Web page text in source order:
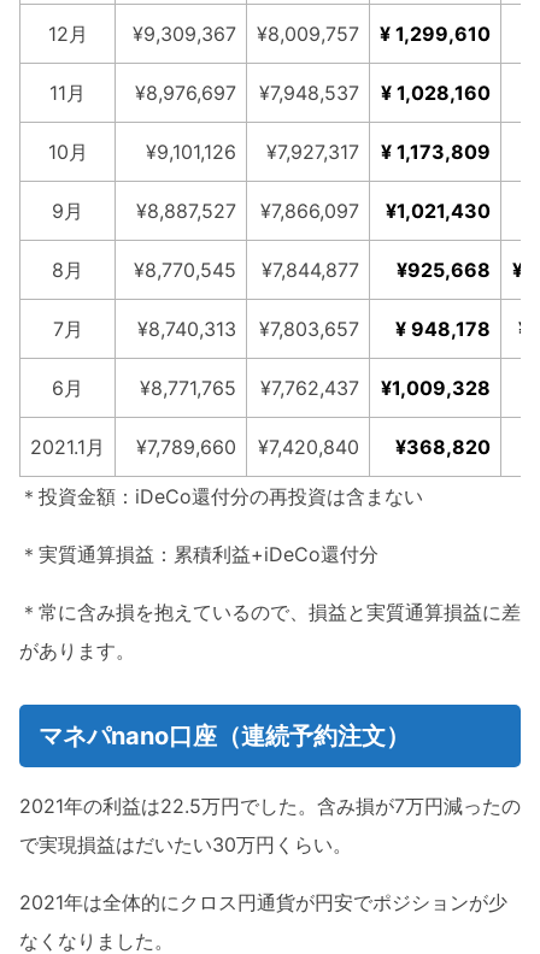
12月 ¥9,309,367 ¥8,009,757 ¥ 1,299,610
11月 ¥8,976,697 ¥7,948,537 ¥ 1,028,160
10月 ¥9,101,126 ¥7,927,317 ¥ 1,173,809
9月 ¥8,887,527 ¥7,866,097 ¥1,021,430
8月 ¥8,770,545 ¥7,844,877 ¥925,668 ¥
7月 ¥8,740,313 ¥7,803,657 ¥ 948,178 ¥
6月 ¥8,771,765 ¥7,762,437 ¥1,009,328
2021.1月 ¥7,789,660 ¥7,420,840 ¥368,820
＊投資金額：iDeCo還付分の再投資は含まない
＊実質通算損益：累積利益+iDeCo還付分
＊常に含み損を抱えているので、損益と実質通算損益に差
があります。
マネパnano口座（連続予約注文）
2021年の利益は22.5万円でした。含み損が7万円減ったの
で実現損益はだいたい30万円くらい。
2021年は全体的にクロス円通貨が円安でポジションが少
なくなりました。